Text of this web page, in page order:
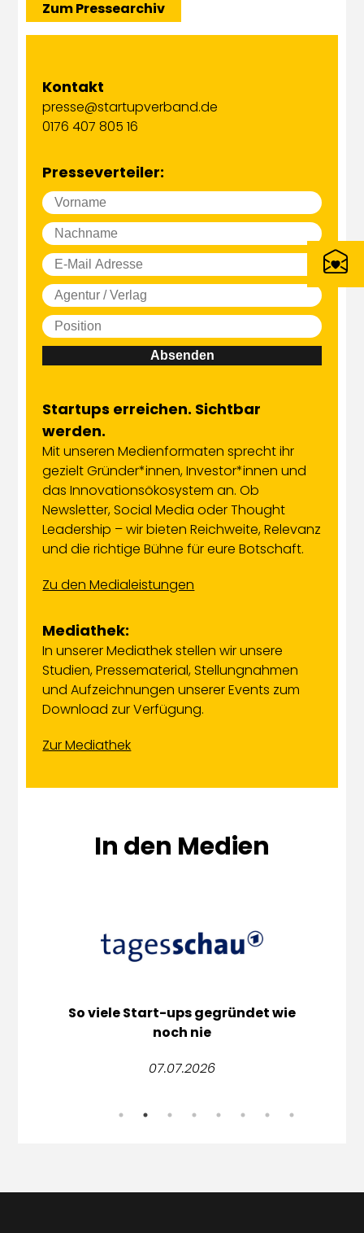
Zum Pressearchiv
Kontakt
presse@startupverband.de
0176 407 805 16
Presseverteiler:
Absenden
Startups erreichen. Sichtbar
werden.
Mit unseren Medienformaten sprecht ihr
gezielt Gründer*innen, Investor*innen und
das Innovationsökosystem an. Ob
Newsletter, Social Media oder Thought
Leadership – wir bieten Reichweite, Relevanz
und die richtige Bühne für eure Botschaft.
Zu den Medialeistungen
Mediathek:
In unserer Mediathek stellen wir unsere
Studien, Pressematerial, Stellungnahmen
und Aufzeichnungen unserer Events zum
Download zur Verfügung.
Zur Mediathek
In den Medien
So viele Start-ups gegründet wie
noch nie
07.07.2026